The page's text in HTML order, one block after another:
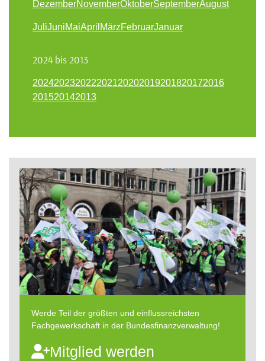
DezemberNovemberOktoberSeptemberAugust
JuliJuniMaiApril MärzFebruarJanuar
2024 bis 2013
202420232022202120202019201820172016
201520142013
Werde Teil der größten und einflussreichsten
Fachgewerkschaft in der Bundesfinanzverwaltung!
Mitglied werden